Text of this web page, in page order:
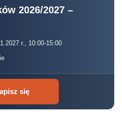
2026/2027 –
r., 10:00-15:00
się